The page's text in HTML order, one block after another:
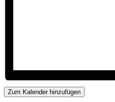
Zum Kalender hinzufügen